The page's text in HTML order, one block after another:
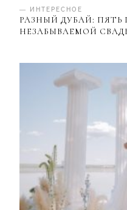
— ИНТЕРЕСНОЕ
РАЗНЫЙ ДУБАЙ:
НЕЗАБЫВАЕМОЙ